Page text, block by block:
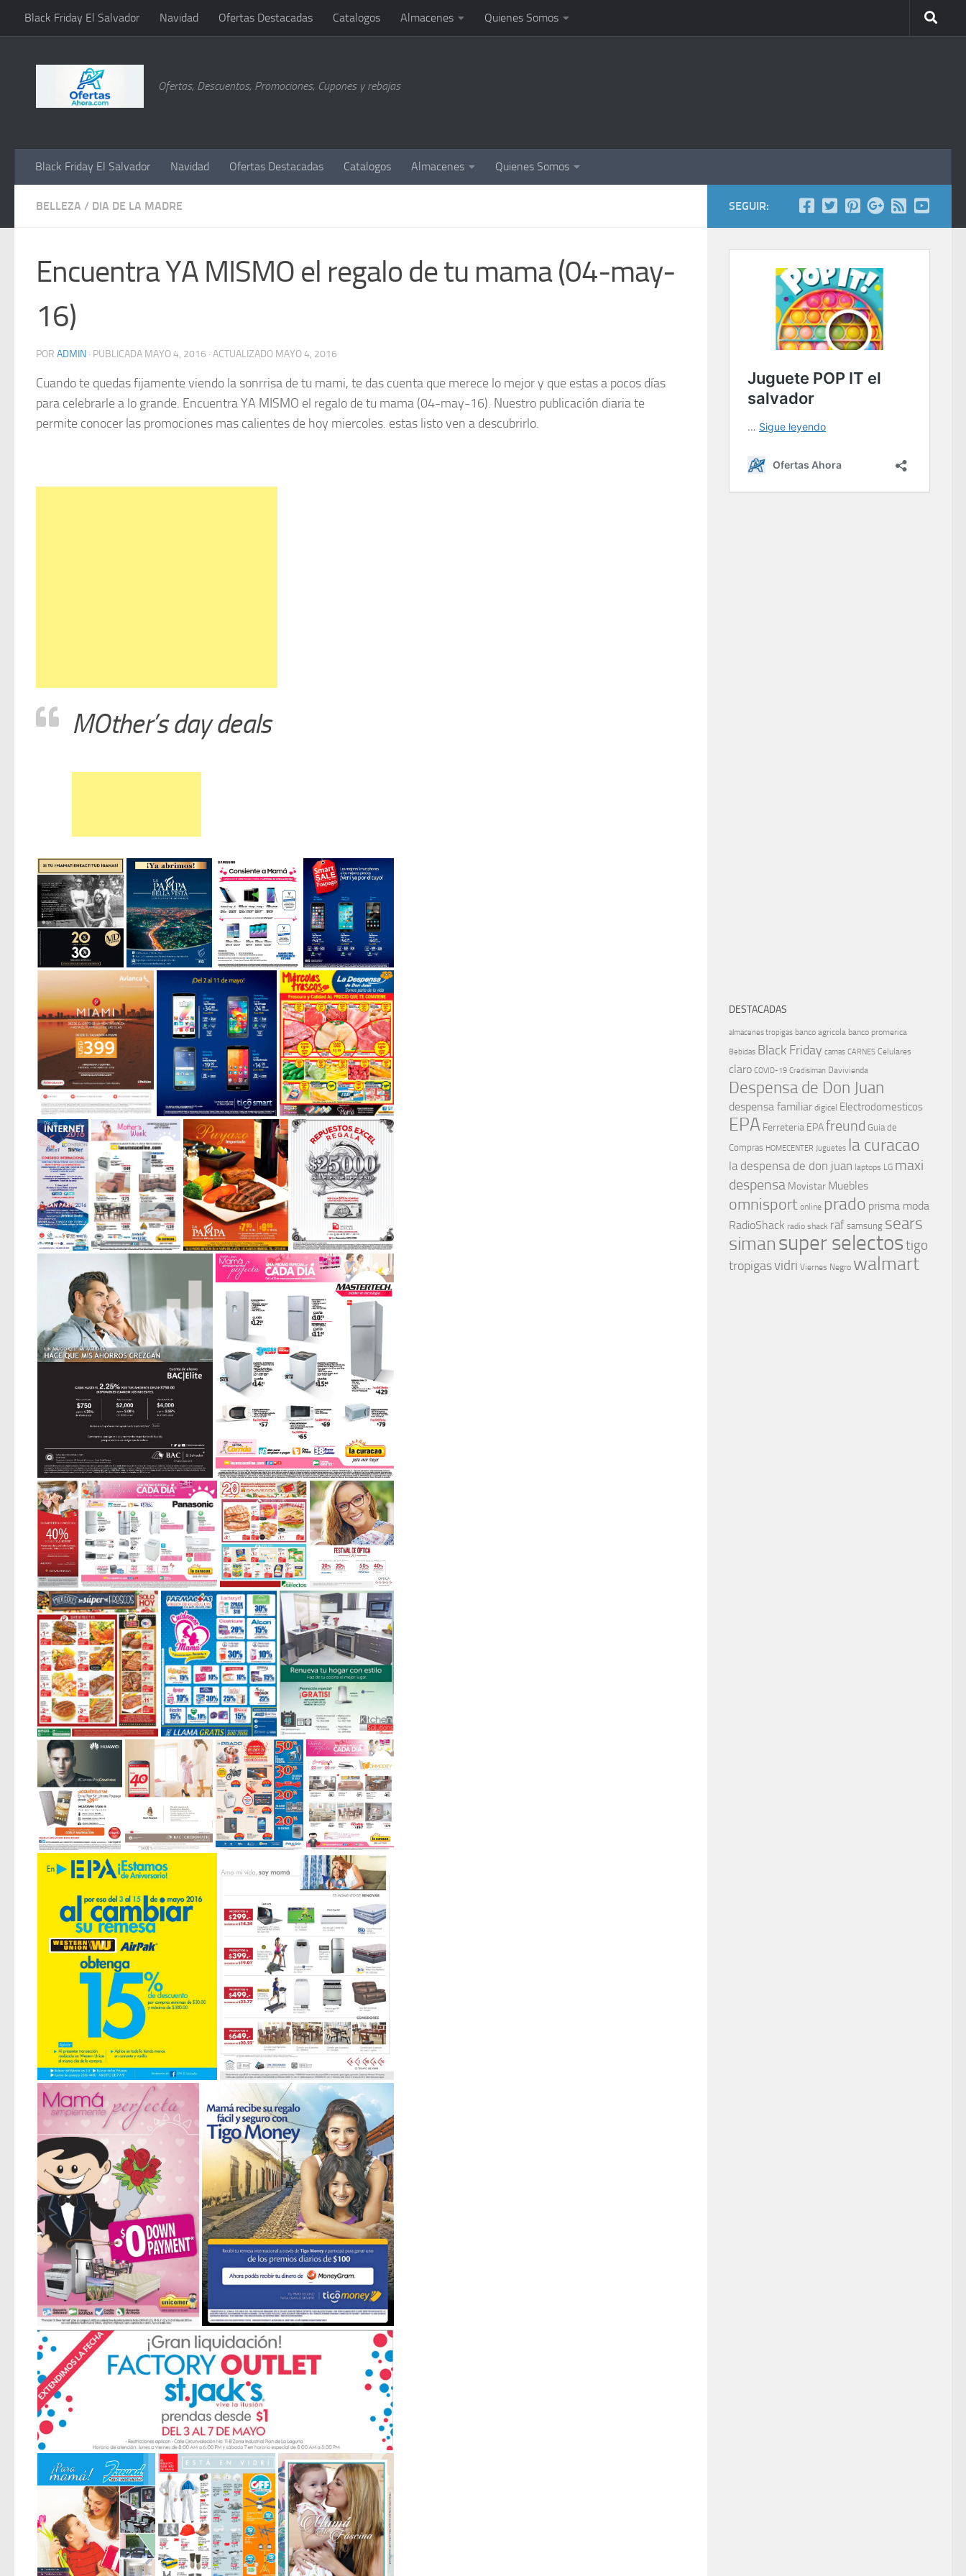
Saltar al contenido
Black Friday El Salvador Navidad Ofertas Destacadas Catalogos Almacenes Quienes Somos
Ofertas, Descuentos, Promociones, Cupones y rebajas
Black Friday El Salvador Navidad Ofertas Destacadas Catalogos Almacenes Quienes Somos
BELLEZA / DIA DE LA MADRE
Encuentra YA MISMO el regalo de tu mama (04-may-
16)
POR ADMIN · PUBLICADA MAYO 4, 2016 · ACTUALIZADO MAYO 4, 2016
Cuando te quedas fijamente viendo la sonrrisa de tu mami, te das cuenta que merece lo mejor y que estas a pocos días
para celebrarle a lo grande. Encuentra YA MISMO el regalo de tu mama (04-may-16). Nuestro publicación diaria te
permite conocer las promociones mas calientes de hoy miercoles. estas listo ven a descubrirlo.
MOther’s day deals
SEGUIR:
DESTACADAS
almacenes tropigas banco agricola banco promerica
Bebidas Black Friday camas CARNES Celulares
claro COVID-19 Credisiman Davivienda
Despensa de Don Juan
despensa familiar digicel Electrodomesticos
EPA Ferreteria EPAfreund Guia de
Compras HOMECENTER Juguetes la curacao
la despensa de don juan laptops LG maxi
despensa Movistar Muebles
omnisport online prado prisma moda
RadioShack radio shack raf samsung sears
simansuper selectostigo
tropigasvidri Viernes Negro walmart